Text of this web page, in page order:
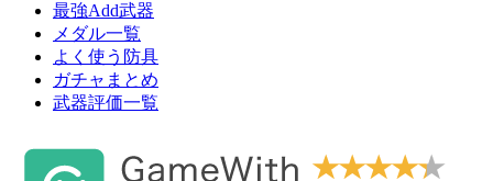
最強Add武器
メダル一覧
よく使う防具
ガチャまとめ
武器評価一覧